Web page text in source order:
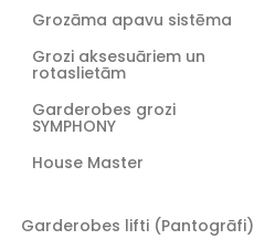
Grozāma apavu sistēma
Grozi aksesuāriem un
rotaslietām
Garderobes grozi
SYMPHONY
House Master
Garderobes lifti (Pantogrāfi)